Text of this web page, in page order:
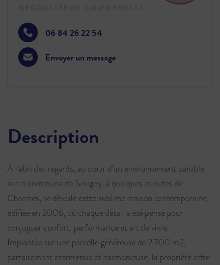
06 84 26 22 54
Envoyer un message
Description
À l’abri des regards, au cœur d’un environnement paisible
sur la commune de Savigny, à quelques minutes de
Charmes, se dévoile cette sublime maison contemporaine,
édifiée en 2006, où chaque détail a été pensé pour
conjuguer confort, performance et art de vivre.
Implantée sur une parcelle généreuse de 2 700 m2,
parfaitement entretenue et harmonieuse, la propriété offre